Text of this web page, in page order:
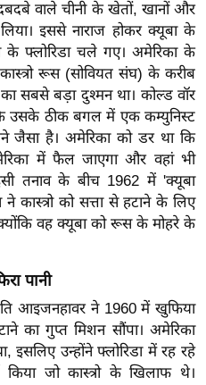
वाले चीनी के खेतों, खानों और
इससे नाराज होकर क्यूबा के
फ्लोरिडा चले गए। अमेरिका के
रूस (सोवियत संघ) के करीब
सबसे बड़ा दुश्मन था। कोल्ड वॉर
उसके ठीक बगल में एक कम्युनिस्ट
जैसा है। अमेरिका को डर था कि
में फैल जाएगा और वहां भी
तनाव के बीच 1962 में 'क्यूबा
कास्त्रो को सत्ता से हटाने के लिए
वह क्यूबा को रूस के मोहरे के
पानी
आइजनहावर ने 1960 में खुफिया
का गुप्त मिशन सौंपा। अमेरिका
इसलिए उन्होंने फ्लोरिडा में रह रहे
किया जो कास्त्रो के खिलाफ थे।